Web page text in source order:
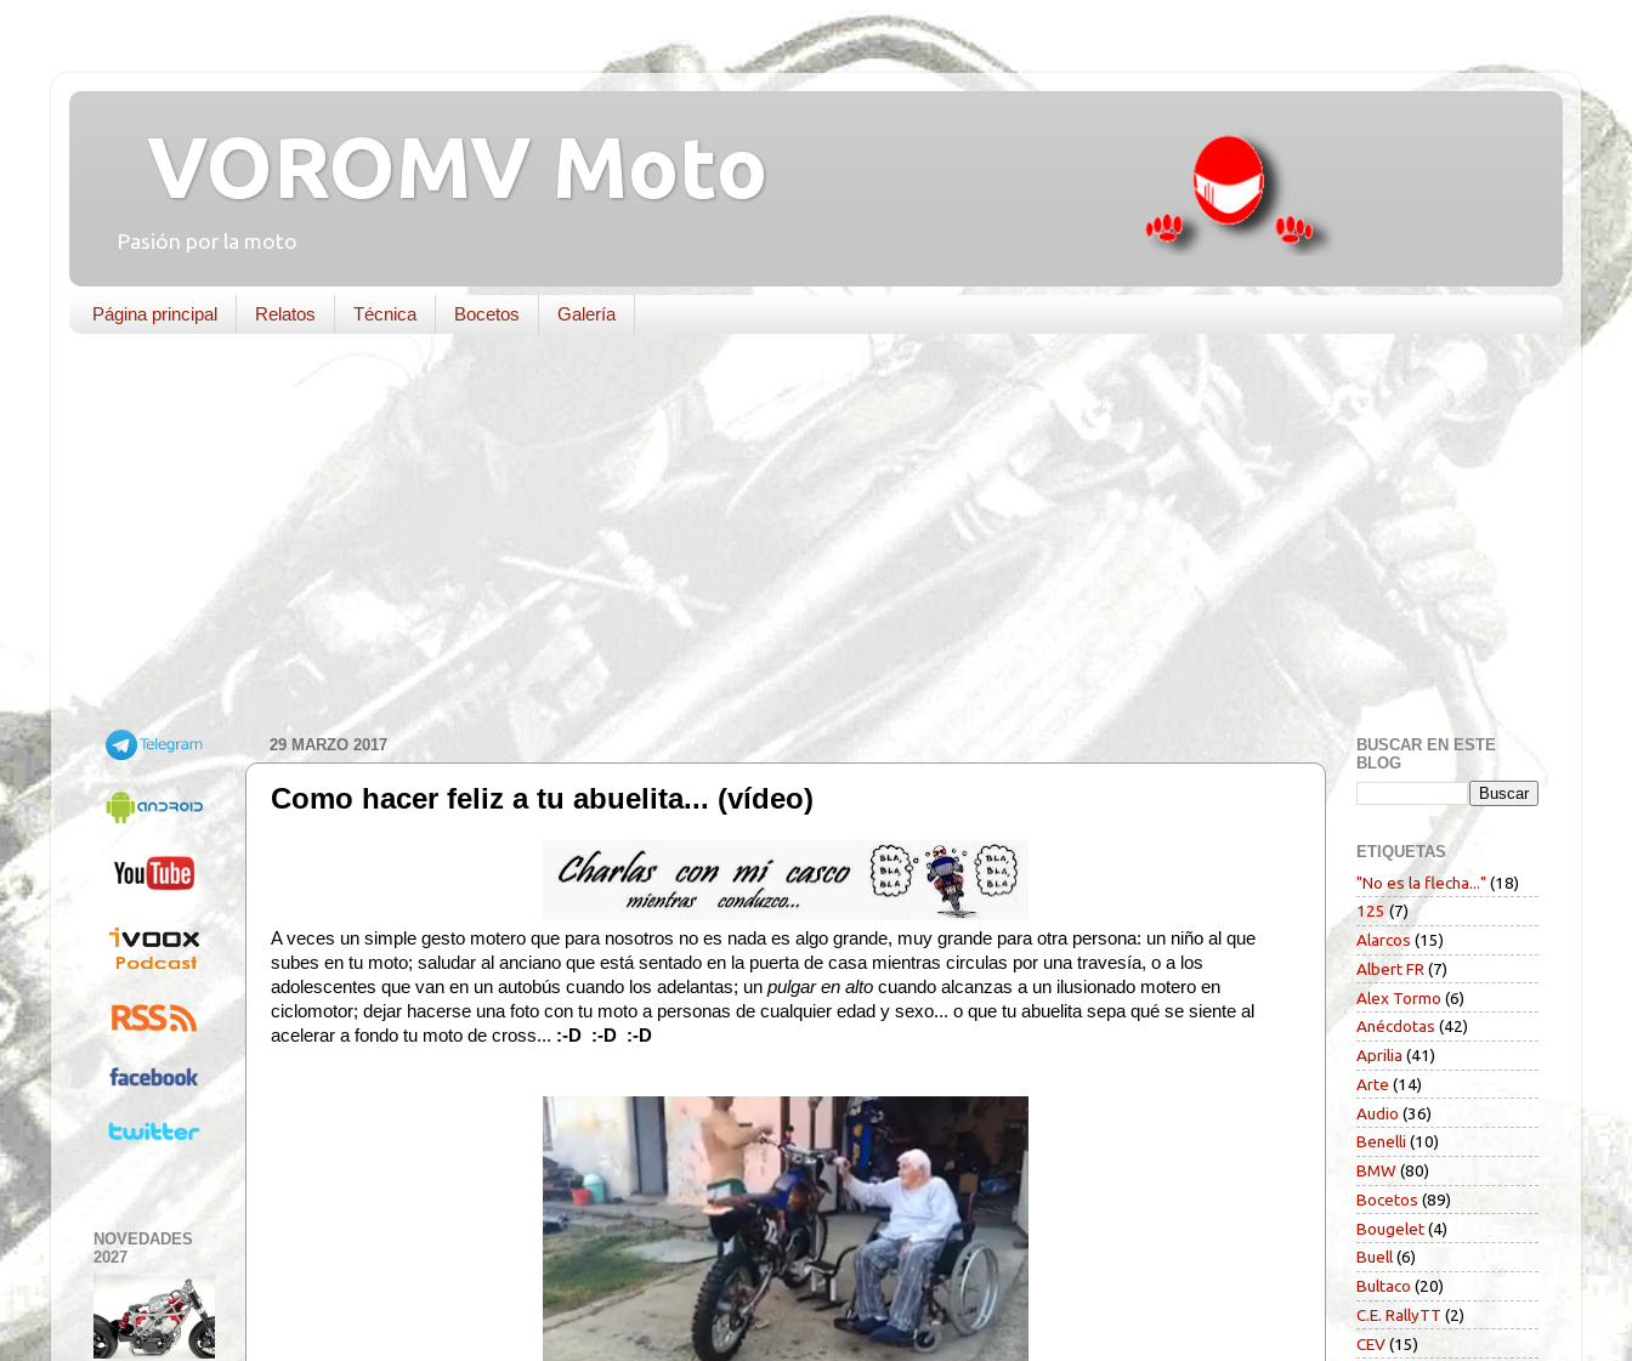
VOROMV Moto
Pasión por la moto
Página principal Relatos Técnica Bocetos Galería
29 MARZO 2017
Como hacer feliz a tu abuelita... (vídeo)
A veces un simple gesto motero que para nosotros no es nada es algo grande, muy grande para otra persona: un niño al que
subes en tu moto; saludar al anciano que está sentado en la puerta de casa mientras circulas por una travesía, o a los
adolescentes que van en un autobús cuando los adelantas; un pulgar en alto cuando alcanzas a un ilusionado motero en
ciclomotor; dejar hacerse una foto con tu moto a personas de cualquier edad y sexo... o que tu abuelita sepa qué se siente al
acelerar a fondo tu moto de cross... :-D :-D :-D
NOVEDADES
2027
BUSCAR EN ESTE
BLOG
ETIQUETAS
"No es la flecha..." (18)
125 (7)
Alarcos (15)
Albert FR (7)
Alex Tormo (6)
Anécdotas (42)
Aprilia (41)
Arte (14)
Audio (36)
Benelli (10)
BMW (80)
Bocetos (89)
Bougelet(4)
Buell(6)
Bultaco (20)
C.E. RallyTT (2)
CEV(15)